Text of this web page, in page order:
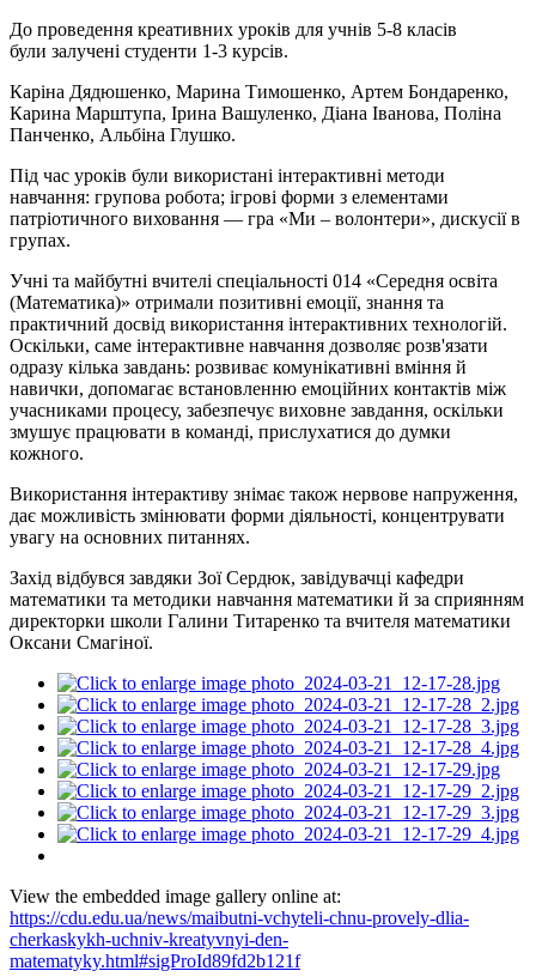
До проведення креативних уроків для учнів 5-8 класів
були залучені студенти 1-3 курсів.
Каріна Дядюшенко, Марина Тимошенко, Артем Бондаренко,
Карина Марштупа, Ірина Вашуленко, Діана Іванова, Поліна
Панченко, Альбіна Глушко.
Під час уроків були використані інтерактивні методи
навчання: групова робота; ігрові форми з елементами
патріотичного виховання — гра «Ми – волонтери», дискусії в
групах.
Учні та майбутні вчителі спеціальності 014 «Середня освіта
(Математика)» отримали позитивні емоції, знання та
практичний досвід використання інтерактивних технологій.
Оскільки, саме інтерактивне навчання дозволяє розв'язати
одразу кілька завдань: розвиває комунікативні вміння й
навички, допомагає встановленню емоційних контактів між
учасниками процесу, забезпечує виховне завдання, оскільки
змушує працювати в команді, прислухатися до думки
кожного.
Використання інтерактиву знімає також нервове напруження,
дає можливість змінювати форми діяльності, концентрувати
увагу на основних питаннях.
Захід відбувся завдяки Зої Сердюк, завідувачці кафедри
математики та методики навчання математики й за сприянням
директорки школи Галини Титаренко та вчителя математики
Оксани Смагіної.
View the embedded image gallery online at:
https://cdu.edu.ua/news/maibutni-vchyteli-chnu-provely-dlia-
cherkaskykh-uchniv-kreatyvnyi-den-
matematyky.html#sigProId89fd2b121f